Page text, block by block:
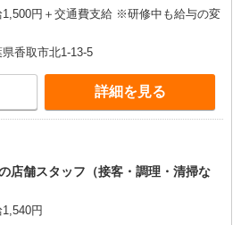
円＋交通費支給 ※研修中も給与の変
香取市北1-13-5
詳細を見る
店舗スタッフ（接客・調理・清掃な
1,540円